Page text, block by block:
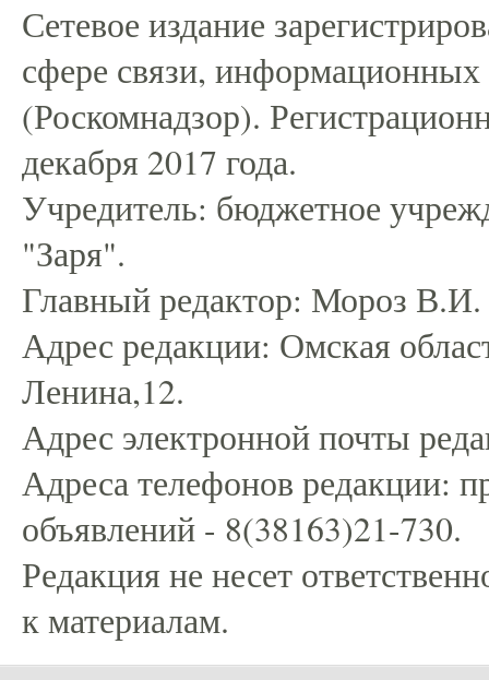
Сетевое издание
сфере связи,
(Роскомнадзор).
декабря 2017 года.
Учредитель: бюджетное
"Заря".
Главный редактор: Мороз В.И.
Адрес редакции: Омская
Ленина,12.
Адрес электронной почты
Адреса телефонов редакции:
объявлений - 8(38163)21-730.
Редакция не несет
к материалам.